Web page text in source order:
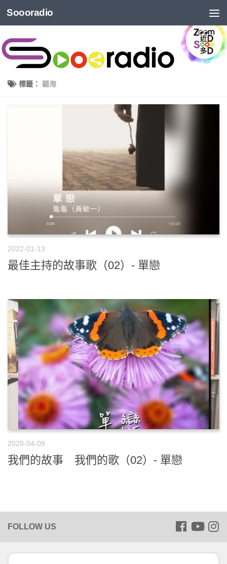
Soooradio
標籤： 聽海
2022-01-13
最佳主持的故事歌（02）- 單戀
2020-04-09
我們的故事 我們的歌（02）- 單戀